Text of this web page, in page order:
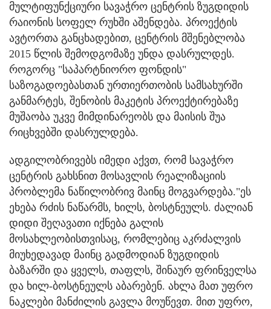
მულტიფუნქციური სავაჭრო ცენტრის ზუგდიდის
რაიონის სოფელ რუხში აშენდება. პროექტის
ავტორთა განცხადებით, ცენტრის მშენებლობა
2015 წლის შემოდგომაზე უნდა დასრულდეს.
როგორც "საპარტნიორო ფონდის"
საზოგადოებასთან ურთიერთობის სამსახურში
განმარტეს, შენობის მაკეტის პროექტირებაზე
მუშაობა უკვე მიმდინარეობს და მაისის შუა
რიცხვებში დასრულდება.
ადგილობრივებს იმედი აქვთ, რომ სავაჭრო
ცენტრის გახსნით მოსავლის რეალიზაციის
პრობლემა ნაწილობრივ მაინც მოგვარდება."ეს
ეხება რძის ნაწარმს, ხილს, ბოსტნეულს. ძალიან
დიდი შეღავათი იქნება გალის
მოსახლეობისთვისაც, რომლებიც აკრძალვის
მიუხედავად მაინც გადმოდიან ზუგდიდის
ბაზარში და ყველს, თაფლს, შინაურ ფრინველსა
და ხილ-ბოსტნეულს აბარებენ. ახლა მათ უფრო
ნაკლები მანძილის გავლა მოუწევთ. მით უფრო,